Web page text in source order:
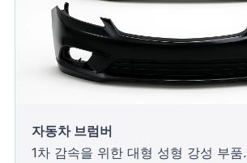
자동차 브럼버
1차 감속을 위한 대형 성형 강성 부품.